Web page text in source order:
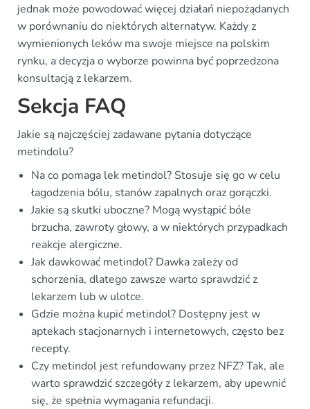
jednak może powodować więcej działań niepożądanych
w porównaniu do niektórych alternatyw. Każdy z
wymienionych leków ma swoje miejsce na polskim
rynku, a decyzja o wyborze powinna być poprzedzona
konsultacją z lekarzem.
Sekcja FAQ
Jakie są najczęściej zadawane pytania dotyczące
metindolu?
Na co pomaga lek metindol? Stosuje się go w celu
łagodzenia bólu, stanów zapalnych oraz gorączki.
Jakie są skutki uboczne? Mogą wystąpić bóle
brzucha, zawroty głowy, a w niektórych przypadkach
reakcje alergiczne.
Jak dawkować metindol? Dawka zależy od
schorzenia, dlatego zawsze warto sprawdzić z
lekarzem lub w ulotce.
Gdzie można kupić metindol? Dostępny jest w
aptekach stacjonarnych i internetowych, często bez
recepty.
Czy metindol jest refundowany przez NFZ? Tak, ale
warto sprawdzić szczegóły z lekarzem, aby upewnić
się, że spełnia wymagania refundacji.